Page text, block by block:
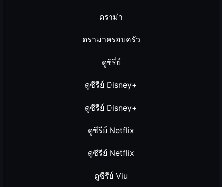
ดราม่า
ดราม่าครอบครัว
ดูซีรี่ย์
ดูซีรีย์ Disney+
ดูซีรีย์ Disney+
ดูซีรีย์ Netflix
ดูซีรีย์ Netflix
ดูซีรีย์ Viu